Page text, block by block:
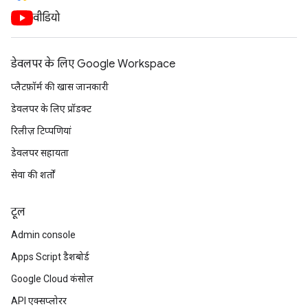
वीडियो
डेवलपर के लिए Google Workspace
प्लैटफ़ॉर्म की खास जानकारी
डेवलपर के लिए प्रॉडक्ट
रिलीज़ टिप्पणियां
डेवलपर सहायता
सेवा की शर्तों
टूल
Admin console
Apps Script डैशबोर्ड
Google Cloud कंसोल
API एक्सप्लोरर